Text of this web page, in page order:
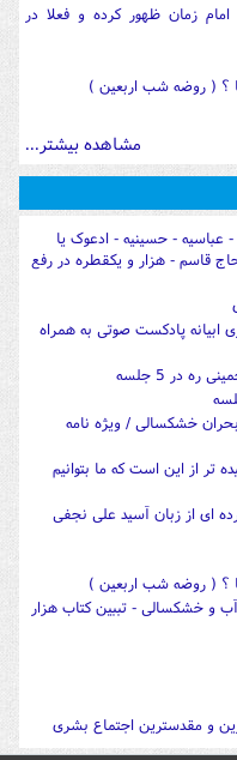
امام زمان ظهور کرده و فعلا در
؟ ( روضه شب اربعین )
مشاهده بیشتر...
- عباسیه - حسینیه - ادعوک یا
قاسم - هزار و یکقطره در رفع
ابیانه پادکست صوتی به همراه
در 5 جلسه
خشکسالی / ویژه نامه
تر از این است که ما بتوانیم
ای از زبان آسید علی نجفی
؟ ( روضه شب اربعین )
و خشکسالی - تببین کتاب هزار
و مقدسترین اجتماع بشری